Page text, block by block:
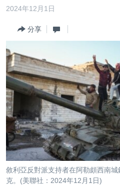
內
轉
到
導
跳
轉
到
檢
索
海外港人
新聞自由
揭謊頻道
美國
中國
國際
經貿
視頻
每日視頻新聞
音頻
2024年12月1日
分享
敘利亞反對派支持者在阿勒頗西南
克。(美聯社：2024年12月1日)